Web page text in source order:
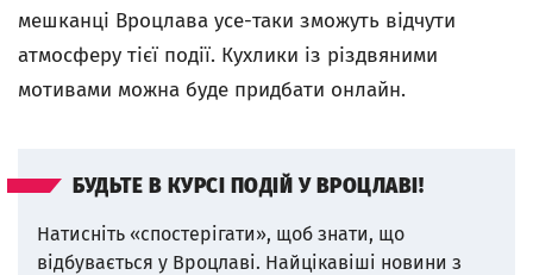
мешканці Вроцлава усе-таки зможуть відчути
атмосферу тієї події. Кухлики із різдвяними
мотивами можна буде придбати онлайн.
БУДЬТЕ В КУРСІ ПОДІЙ У ВРОЦЛАВІ!
Натисніть «спостерігати», щоб знати, що
відбувається у Вроцлаві. Найцікавіші новини з